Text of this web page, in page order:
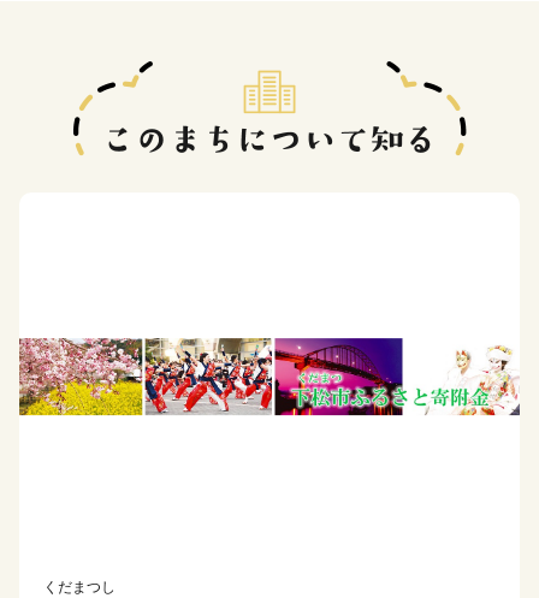
くだまつし